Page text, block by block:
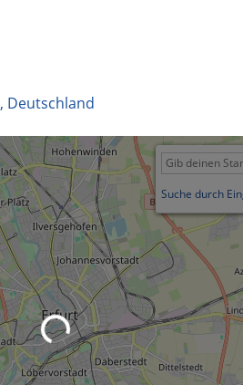
, Deutschland
Suche durch